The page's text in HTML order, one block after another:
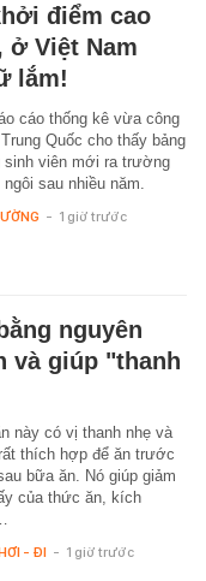
điểm cao
ở Việt Nam
lắm!
cáo thống kê vừa công
Quốc cho thấy bảng
sinh viên mới ra trường
sau nhiều năm.
- 1 giờ trước
nguyên
và giúp "thanh
này có vị thanh nhẹ và
thích hợp để ăn trước
bữa ăn. Nó giúp giảm
của thức ăn, kích
- ĐI - 1 giờ trước